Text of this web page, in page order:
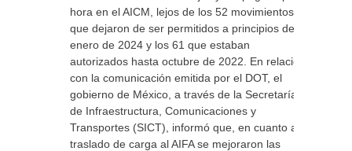
hora en el AICM, lejos de los 52 movimientos
que dejaron de ser permitidos a principios de
enero de 2024 y los 61 que estaban
autorizados hasta octubre de 2022. En relación
con la comunicación emitida por el DOT, el
gobierno de México, a través de la Secretaría
de Infraestructura, Comunicaciones y
Transportes (SICT), informó que, en cuanto al
traslado de carga al AIFA se mejoraron las